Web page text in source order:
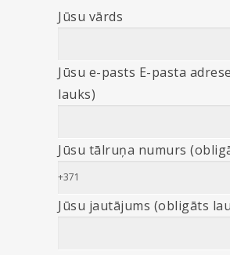
Jūsu vārds
Jūsu e-pasts E-pasta
lauks)
Jūsu tālruņa numurs
Jūsu jautājums (obligāts